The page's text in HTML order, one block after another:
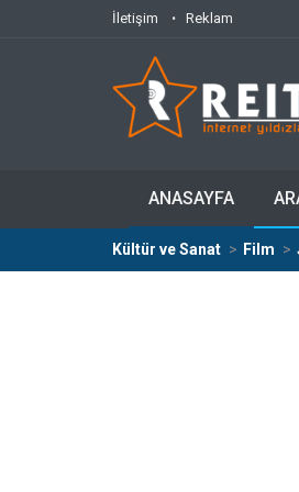
İletişim Reklam
ANASAYFA
Kültür ve Sanat Film